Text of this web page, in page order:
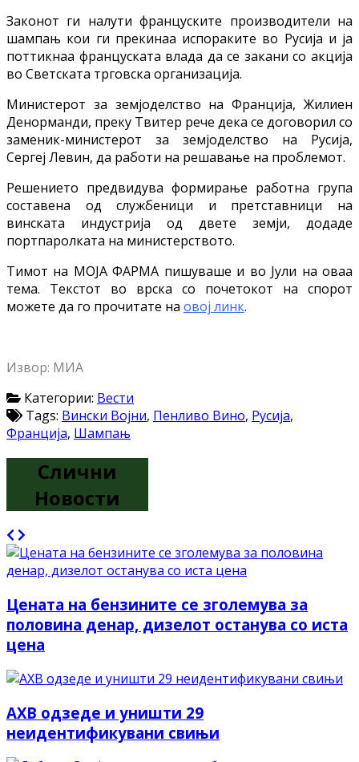
Законот ги налути француските производители на
шампањ кои ги прекинаа испораките во Русија и ја
поттикнаа француската влада да се закани со акција
во Светската трговска организација.
Министерот за земјоделство на Франција, Жилиен
Денорманди, преку Твитер рече дека се договорил со
заменик-министерот за земјоделство на Русија,
Сергеј Левин, да работи на решавање на проблемот.
Решението предвидува формирање работна група
составена од службеници и претставници на
винската индустрија од двете земји, додаде
портпаролката на министерството.
Тимот на МОЈА ФАРМА пишуваше и во Јули на оваа
тема. Текстот во врска со почетокот на спорот
можете да го прочитате на овој линк.
Извор: МИА
Категории: Вести
Tags: Вински Војни, Пенливо Вино, Русија,
Франција, Шампањ
Слични
Новости
Цената на бензините се зголемува за
половина денар, дизелот останува со иста
цена
АХВ одзеде и уништи 29
неидентификувани свињи